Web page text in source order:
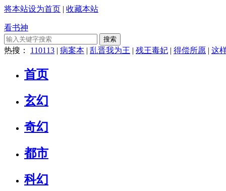
将本站设为首页 | 收藏本站
看书神
搜索
热搜： 110113 | 病案本 | 乱晋我为王 | 残王毒妃 | 得偿所愿 | 这
首页
玄幻
奇幻
都市
科幻